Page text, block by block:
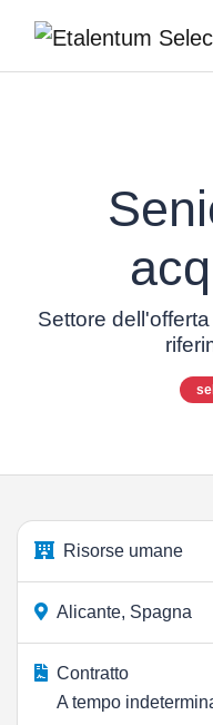
Settore
Risorse umane
Alicante, Spagna
Contratto
A tempo